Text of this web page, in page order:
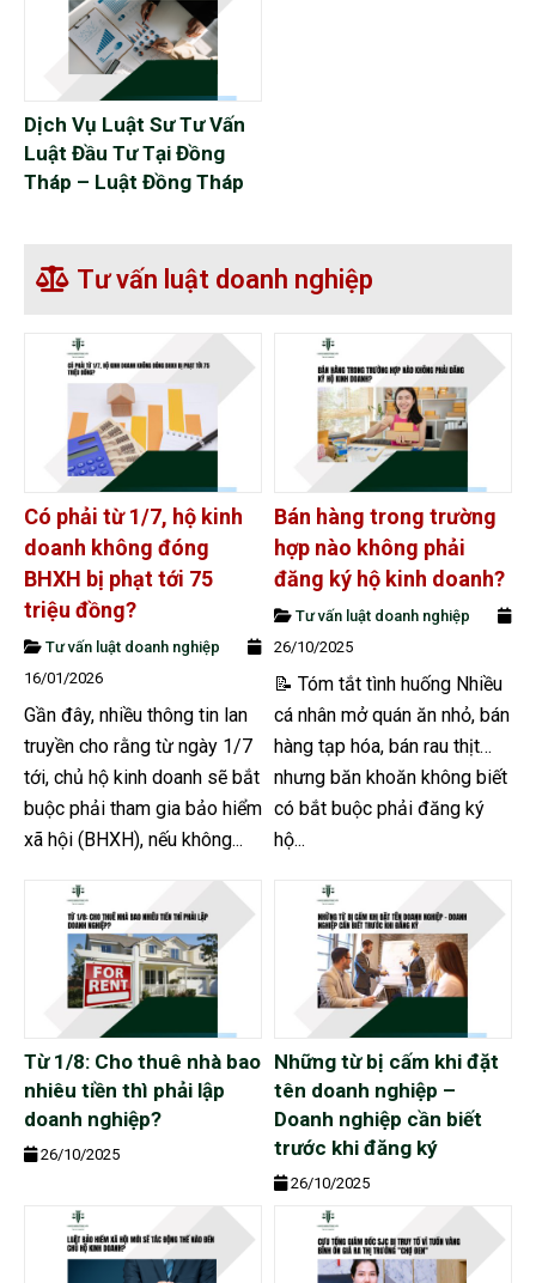
Dịch Vụ Luật Sư Tư Vấn
Luật Đầu Tư Tại Đồng
Tháp – Luật Đồng Tháp
Tư vấn luật doanh nghiệp
Có phải từ 1/7, hộ kinh
doanh không đóng
BHXH bị phạt tới 75
triệu đồng?
Tư vấn luật doanh nghiệp
16/01/2026
Gần đây, nhiều thông tin lan
truyền cho rằng từ ngày 1/7
tới, chủ hộ kinh doanh sẽ bắt
buộc phải tham gia bảo hiểm
xã hội (BHXH), nếu không...
Bán hàng trong trường
hợp nào không phải
đăng ký hộ kinh doanh?
Tư vấn luật doanh nghiệp
26/10/2025
📝 Tóm tắt tình huống Nhiều
cá nhân mở quán ăn nhỏ, bán
hàng tạp hóa, bán rau thịt…
nhưng băn khoăn không biết
có bắt buộc phải đăng ký
hộ...
Từ 1/8: Cho thuê nhà bao
nhiêu tiền thì phải lập
doanh nghiệp?
26/10/2025
Những từ bị cấm khi đặt
tên doanh nghiệp –
Doanh nghiệp cần biết
trước khi đăng ký
26/10/2025